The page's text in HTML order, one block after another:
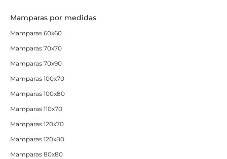
Mamparas por medidas
Mamparas 60x60
Mamparas 70x70
Mamparas 70x90
Mamparas 100x70
Mamparas 100x80
Mamparas 110x70
Mamparas 120x70
Mamparas 120x80
Mamparas 80x80